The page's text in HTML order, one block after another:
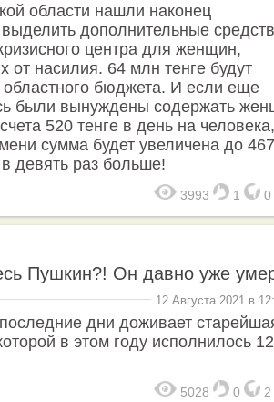
области нашли наконец
дополнительные
центра для женщин,
от насилия. 64 млн тенге будут
бюджета. И если еще
были вынуждены содержать
520 тенге в день на
сумма будет увеличена до
в девять раз больше!
3993 1 0
Пушкин?! Он давно уже
12 Августа 2021 в
дни доживает
в этом году исполнилось
5028 0 2